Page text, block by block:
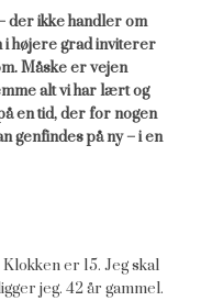
der ikke handler om
højere grad inviterer
Måske er vejen
alt vi har lært og
en tid, der for nogen
genfindes på ny – i en
er 15. Jeg skal
jeg. 42 år gammel.